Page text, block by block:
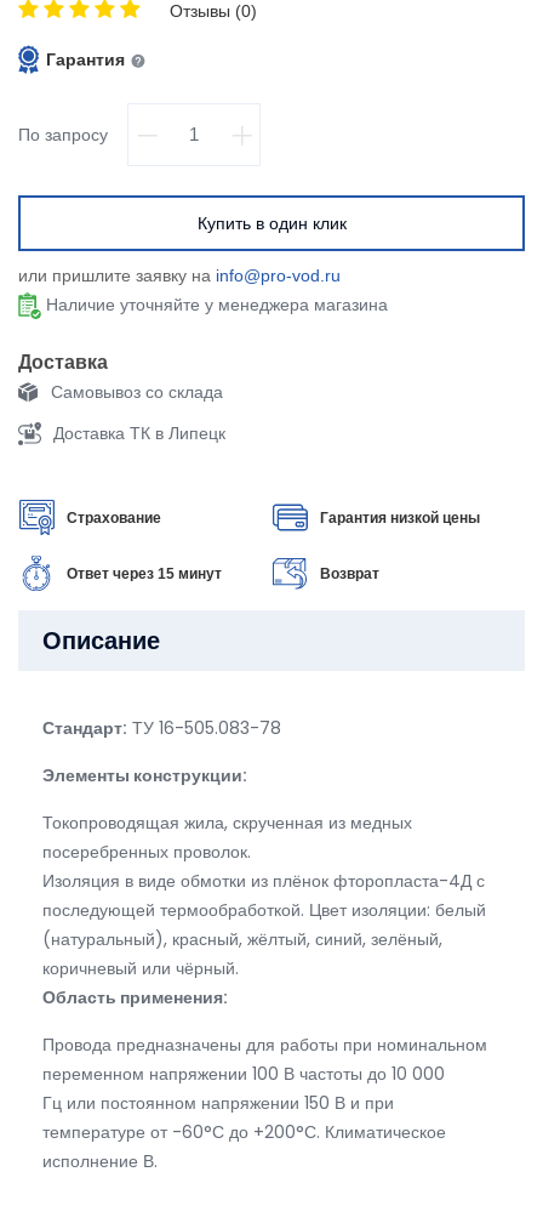
Отзывы (0)
Гарантия
По запросу
Купить в один клик
или пришлите заявку на info@pro-vod.ru
Наличие уточняйте у менеджера магазина
Доставка
Самовывоз со склада
Доставка ТК в Липецк
Страхование Гарантия низкой цены
Ответ через 15 минут Возврат
Описание
Стандарт: ТУ 16-505.083-78
Элементы конструкции:
Токопроводящая жила, скрученная из медных
посеребренных проволок.
Изоляция в виде обмотки из плёнок фторопласта-4Д с
последующей термообработкой. Цвет изоляции: белый
(натуральный), красный, жёлтый, синий, зелёный,
коричневый или чёрный.
Область применения:
Провода предназначены для работы при номинальном
переменном напряжении 100 В частоты до 10 000
Гц или постоянном напряжении 150 В и при
температуре от -60°С до +200°С. Климатическое
исполнение В.